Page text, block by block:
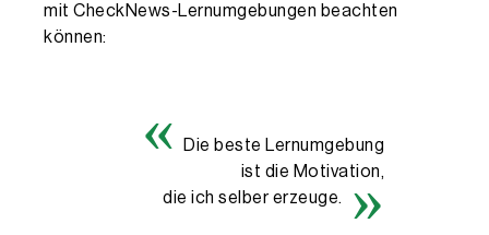
mit CheckNews-Lernumgebungen beachten
können:
Die beste Lernumgebung
ist die Motivation,
die ich selber erzeuge.